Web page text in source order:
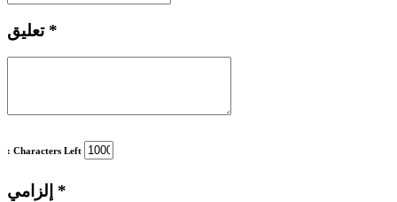
تعليق *
: Characters Left
*